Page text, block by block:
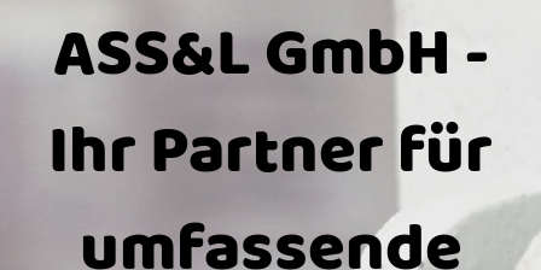
ASS&L GmbH -
Ihr Partner für
umfassende